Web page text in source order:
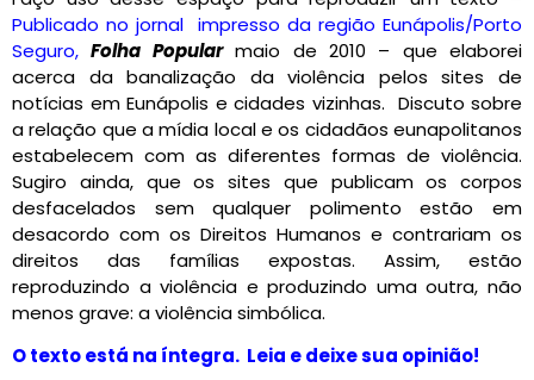
Publicado no jornal impresso da região Eunápolis/Porto
Seguro,Folha Popularmaio de 2010 – que elaborei
acerca da banalização da violência pelos sites de
notícias em Eunápolis e cidades vizinhas. Discuto sobre
a relação que a mídia local e os cidadãos eunapolitanos
estabelecem com as diferentes formas de violência.
Sugiro ainda, que os sites que publicam os corpos
desfacelados sem qualquer polimento estão em
desacordo com os Direitos Humanos e contrariam os
direitos das famílias expostas. Assim, estão
reproduzindo a violência e produzindo uma outra, não
menos grave: a violência simbólica.
O texto está na íntegra. Leia e deixe sua opinião!